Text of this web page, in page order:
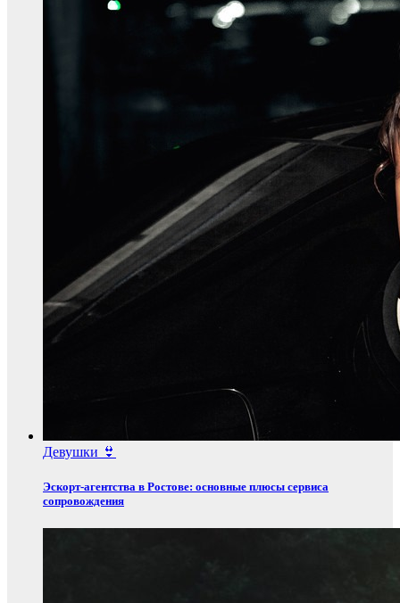
Девушки 👙
Эскорт‑агентства в Ростове: основные плюсы сервиса
сопровождения